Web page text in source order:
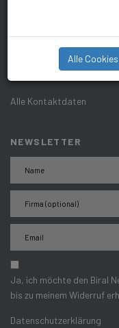
Biral GmbH
Kaiserstrasse 100
52134 Herzogenrath
Alle Kontaktdaten
T
00
NEWSLETTER
Ja, ich möchte den Biral
bis zu meinem Widerruf
Datenschutzerklärung
Alle